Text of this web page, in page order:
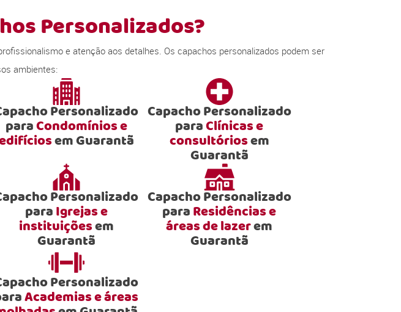
Personalizados?
e atenção aos detalhes. Os capachos personalizados podem ser
ambientes:
Personalizado
paraCondomínios e
em Guarantã
Capacho Personalizado
paraClínicas e
consultóriosem
Guarantã
Personalizado
paraIgrejas e
instituiçõesem
Guarantã
Capacho Personalizado
paraResidências e
áreas de lazerem
Guarantã
Personalizado
Academias e áreas